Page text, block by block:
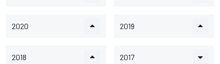
2020 2019
2018 2017